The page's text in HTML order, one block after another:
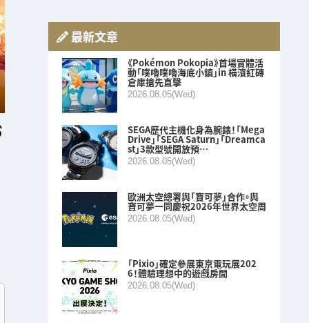
最新文章
《Pokémon Pokopia》首場實體活
動「噗嚕噗嚕海底小鎮」in 橫濱紅磚
倉庫搶先直擊
2026.08.05(Wed)
SEGA歷代主機化身為腕錶！「Mega
Drive」「SEGA Saturn」「Dreamca
st」3款型號開放預…
2026.08.05(Wed)
歐洲太空總署與「寶可夢」合作。與
寶可夢一同慶祝2026年世界太空周
2026.08.05(Wed)
「Pixio」確定參展東京電玩展202
6！體驗理想中的遊戲房間
2026.08.05(Wed)